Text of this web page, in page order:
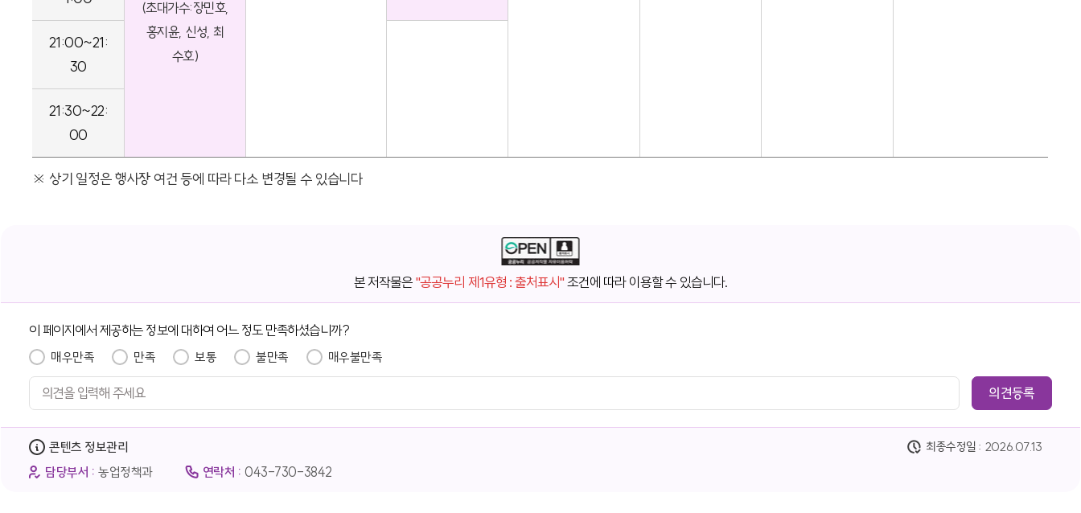
(초대가수:장민호,
홍지윤, 신성, 최
수호)
21:00~21:
30
21:30~22:
00
※ 상기 일정은 행사장 여건 등에 따라 다소 변경될 수 있습니다
본 저작물은 "공공누리 제1유형 : 출처표시" 조건에 따라 이용할 수 있습니다.
이 페이지에서 제공하는 정보에 대하여 어느 정도 만족하셨습니까?
매우만족 만족 보통 불만족 매우불만족
콘텐츠 정보관리
담당부서 : 농업정책과 연락처 : 043-730-3842
최종수정일 : 2026.07.13